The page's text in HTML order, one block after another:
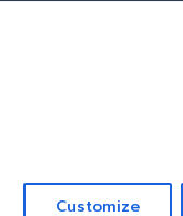
Customize